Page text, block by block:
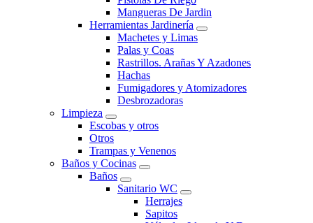
Mangueras De Jardin
Herramientas Jardinería
Machetes y Limas
Palas y Coas
Rastrillos. Arañas Y Azadones
Hachas
Fumigadores y Atomizadores
Desbrozadoras
Limpieza
Escobas y otros
Otros
Trampas y Venenos
Baños y Cocinas
Baños
Sanitario WC
Herrajes
Sapitos